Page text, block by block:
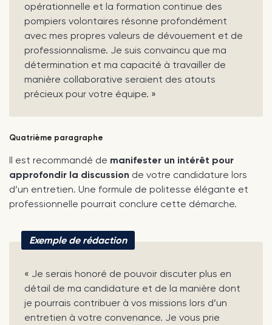
opérationnelle et la formation continue des
pompiers volontaires résonne profondément
avec mes propres valeurs de dévouement et de
professionnalisme. Je suis convaincu que ma
détermination et ma capacité à travailler de
manière collaborative seraient des atouts
précieux pour votre équipe. »
Quatrième paragraphe
Il est recommandé de manifester un intérêt pour
approfondir la discussion de votre candidature lors
d’un entretien. Une formule de politesse élégante et
professionnelle pourrait conclure cette démarche.
Exemple de rédaction
« Je serais honoré de pouvoir discuter plus en
détail de ma candidature et de la manière dont
je pourrais contribuer à vos missions lors d’un
entretien à votre convenance. Je vous prie